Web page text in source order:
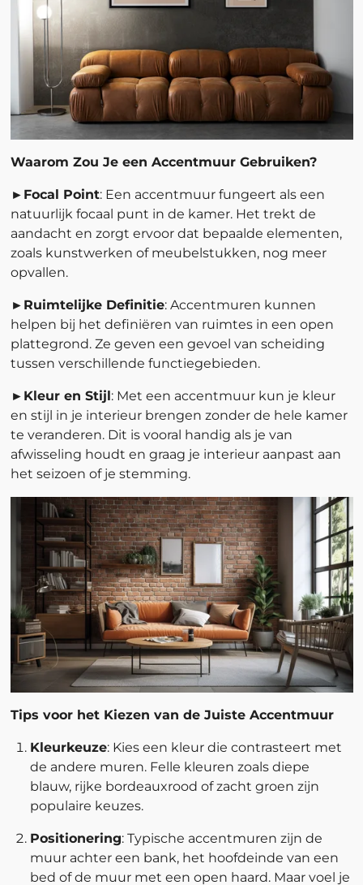
Waarom Zou Je een Accentmuur Gebruiken?
► Focal Point: Een accentmuur fungeert als een
natuurlijk focaal punt in de kamer. Het trekt de
aandacht en zorgt ervoor dat bepaalde elementen,
zoals kunstwerken of meubelstukken, nog meer
opvallen.
► Ruimtelijke Definitie: Accentmuren kunnen
helpen bij het definiëren van ruimtes in een open
plattegrond. Ze geven een gevoel van scheiding
tussen verschillende functiegebieden.
► Kleur en Stijl: Met een accentmuur kun je kleur
en stijl in je interieur brengen zonder de hele kamer
te veranderen. Dit is vooral handig als je van
afwisseling houdt en graag je interieur aanpast aan
het seizoen of je stemming.
Tips voor het Kiezen van de Juiste Accentmuur
Kleurkeuze: Kies een kleur die contrasteert met
de andere muren. Felle kleuren zoals diepe
blauw, rijke bordeauxrood of zacht groen zijn
populaire keuzes.
Positionering: Typische accentmuren zijn de
muur achter een bank, het hoofdeinde van een
bed of de muur met een open haard. Maar voel je